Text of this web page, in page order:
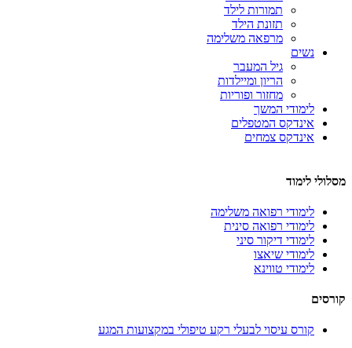
תמורות לילד
תזונת הילד
מרפאה משלימה
נשים
גיל המעבר
הריון ומיילדות
מחזור ופוריות
לימודי המשך
אינדקס המטפלים
אינדקס צמחים
מסלולי לימוד
לימודי רפואה משלימה
לימודי רפואה סינית
לימודי דיקור סיני
לימודי שיאצו
לימודי טווינא
קורסים
קורס עיסוי לבעלי רקע טיפולי במקצועות המגע